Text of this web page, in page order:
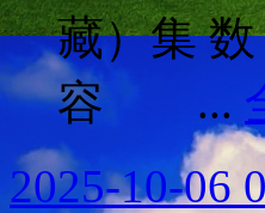
藏）集
容 ...
2025-10-06